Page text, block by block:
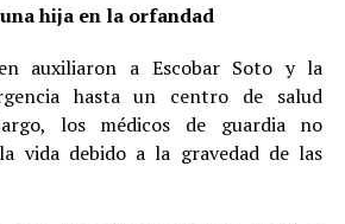
hija en la orfandad
auxiliaron a Escobar Soto y la
hasta un centro de salud
los médicos de guardia no
vida debido a la gravedad de las